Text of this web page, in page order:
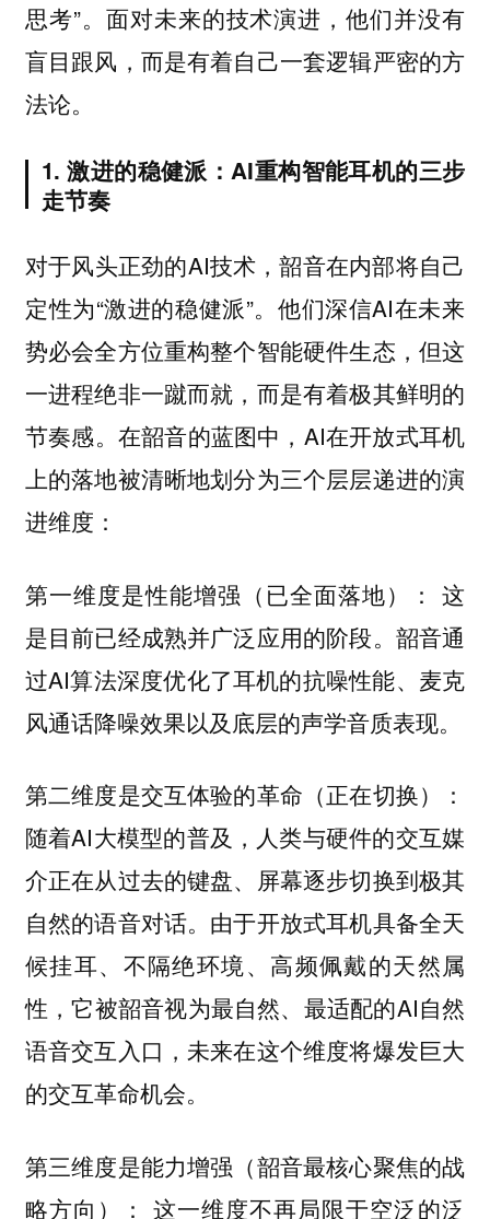
思考”。面对未来的技术演进，他们并没有
盲目跟风，而是有着自己一套逻辑严密的方
法论。
1. 激进的稳健派：AI重构智能耳机的三步
走节奏
对于风头正劲的AI技术，韶音在内部将自己
定性为“激进的稳健派”。他们深信AI在未来
势必会全方位重构整个智能硬件生态，但这
一进程绝非一蹴而就，而是有着极其鲜明的
节奏感。在韶音的蓝图中，AI在开放式耳机
上的落地被清晰地划分为三个层层递进的演
进维度：
第一维度是性能增强（已全面落地）： 这
是目前已经成熟并广泛应用的阶段。韶音通
过AI算法深度优化了耳机的抗噪性能、麦克
风通话降噪效果以及底层的声学音质表现。
第二维度是交互体验的革命（正在切换）：
随着AI大模型的普及，人类与硬件的交互媒
介正在从过去的键盘、屏幕逐步切换到极其
自然的语音对话。由于开放式耳机具备全天
候挂耳、不隔绝环境、高频佩戴的天然属
性，它被韶音视为最自然、最适配的AI自然
语音交互入口，未来在这个维度将爆发巨大
的交互革命机会。
第三维度是能力增强（韶音最核心聚焦的战
略方向）： 这一维度不再局限于空泛的泛